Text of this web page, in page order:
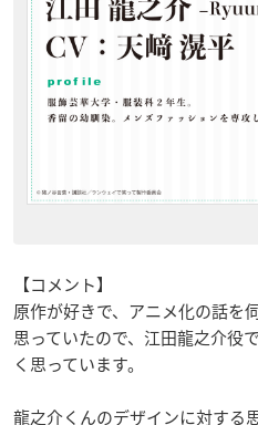
【コメント】
原作が好きで、アニメ化の話を
思っていたので、江田龍之介役
く思っています。
龍之介くんのデザインに対する